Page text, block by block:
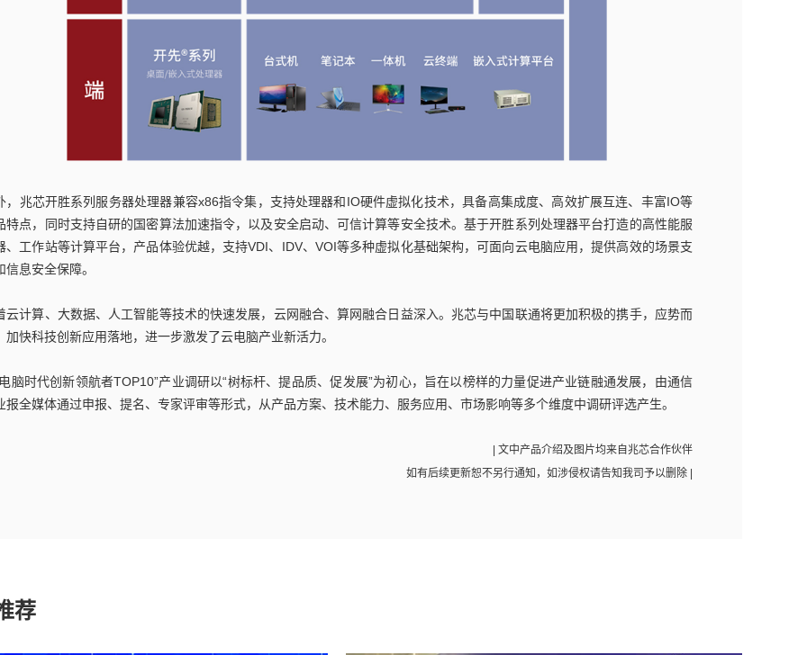
，兆芯开胜系列服务器处理器兼容x86指令集，支持处理器和IO硬件虚拟化技术，具备高集成度、高效扩展互连、丰富IO等
特点，同时支持自研的国密算法加速指令，以及安全启动、可信计算等安全技术。基于开胜系列处理器平台打造的高性能服
、工作站等计算平台，产品体验优越，支持VDI、IDV、VOI等多种虚拟化基础架构，可面向云电脑应用，提供高效的场景支
信息安全保障。
云计算、大数据、人工智能等技术的快速发展，云网融合、算网融合日益深入。兆芯与中国联通将更加积极的携手，应势而
加快科技创新应用落地，进一步激发了云电脑产业新活力。
脑时代创新领航者TOP10”产业调研以“树标杆、提品质、促发展”为初心，旨在以榜样的力量促进产业链融通发展，由通信
报全媒体通过申报、提名、专家评审等形式，从产品方案、技术能力、服务应用、市场影响等多个维度中调研评选产生。
| 文中产品介绍及图片均来自兆芯合作伙伴
如有后续更新恕不另行通知，如涉侵权请告知我司予以删除 |
荐